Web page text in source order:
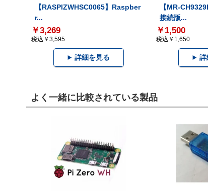
【RASPIZWHSC0065】Raspber
r...
￥3,269
税込￥3,595
詳細を見る
【MR-
接続版...
￥1,500
税込￥1,650
詳
よく一緒に比較されている製品